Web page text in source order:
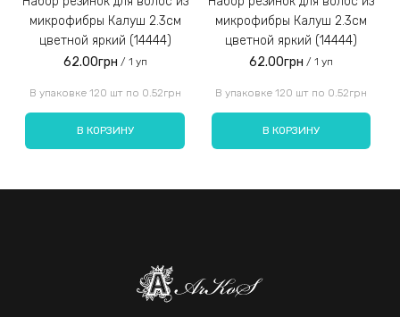
микрофибры Калуш 2.3см
цветной яркий (14444)
62.00грн / 1 уп
В упаковке 120 шт по 0.52грн
В КОРЗИНУ
микрофибры Калуш 2.3см
цветной яркий (14444)
62.00грн / 1 уп
В упаковке 120 шт по 0.52грн
В КОРЗИНУ